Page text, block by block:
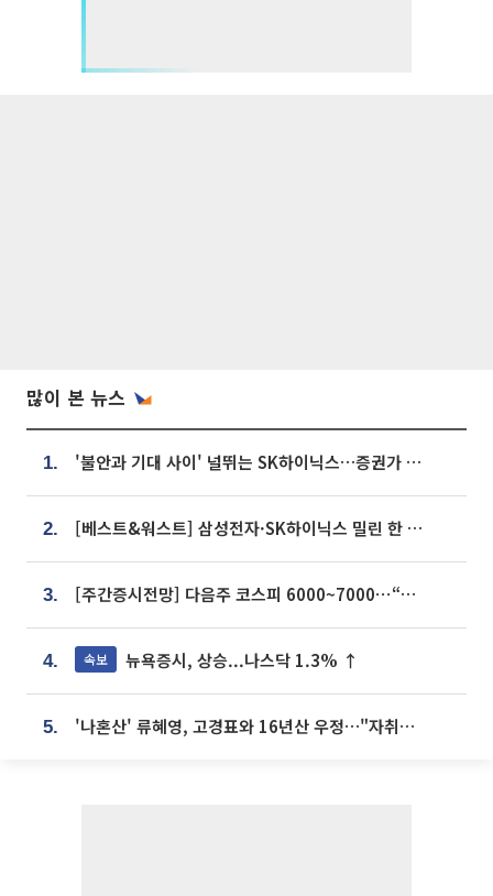
많이 본 뉴스
1. '불안과 기대 사이' 널뛰는 SK하이닉스…증권가 "HBM4·LTA 기반 펀터멘털 견고"
2. [베스트&워스트] 삼성전자·SK하이닉스 밀린 한 주…상상인증권은 85% 급등
3. [주간증시전망] 다음주 코스피 6000~7000⋯“外人 수급은 정책이 변수”
4. 속보 뉴욕증시, 상승...나스닥 1.3% ↑
5. '나혼산' 류혜영, 고경표와 16년산 우정…"자취방서 부모님과 마주쳐"